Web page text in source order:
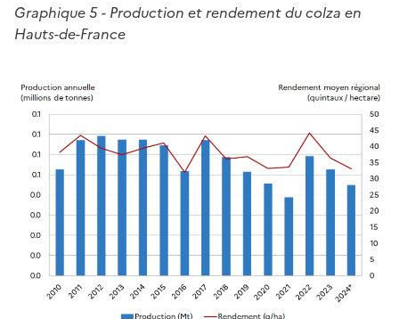
Graphique 5 - Production et rendement du colza en
Hauts-de-France